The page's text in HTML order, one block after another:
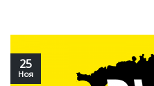
25
Ноя